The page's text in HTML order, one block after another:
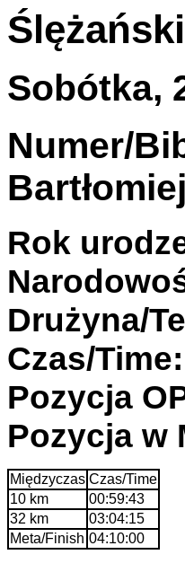
Sobótka,
Numer/
Rok
Drużyna/
Czas/
Pozycja
Pozycja w
Międzyczas Czas/Time
10 km
00:59:43
32 km
03:04:15
Meta/Finish 04:10:00